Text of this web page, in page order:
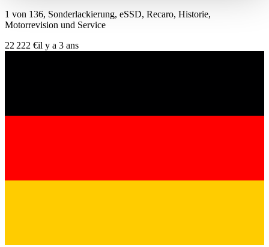
gesammelt haben.Datenschutzerklärung
1 von 136, Sonderlackierung, eSSD, Recaro, Historie,
Motorrevision und Service
22 222 €il y a 3 ans